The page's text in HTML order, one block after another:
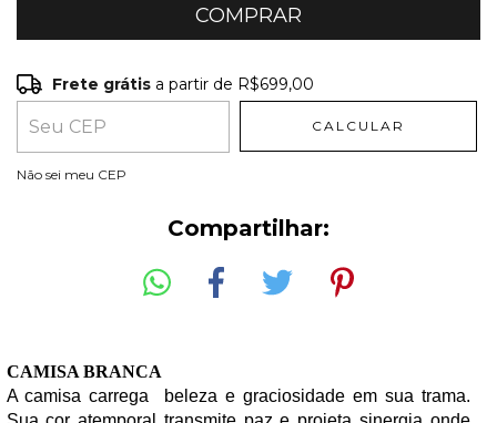
Frete grátis R$699,00
Entregas para o CEP:
Frete grátis a partir de R$699,00
CALCULAR
Não sei meu CEP
Compartilhar:
CAMISA BRANCA
A camisa carrega  beleza e graciosidade em sua trama.